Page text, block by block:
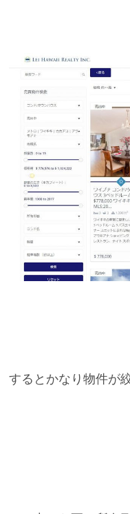
するとかなり物件が